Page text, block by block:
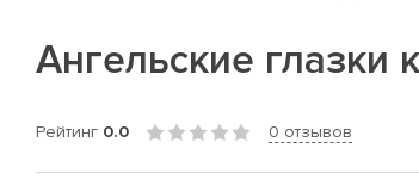
Ангельские глазки
Рейтинг 0.0 0 отзывов